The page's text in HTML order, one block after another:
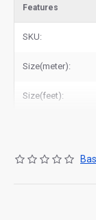
Features
SKU:
Size(meter):
Size(feet):